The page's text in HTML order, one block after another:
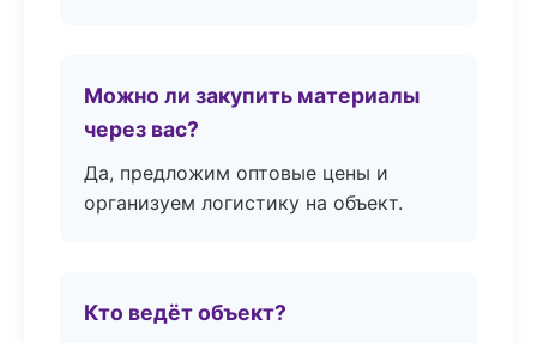
Можно ли закупить материалы
через вас?
Да, предложим оптовые цены и
организуем логистику на объект.
Кто ведёт объект?